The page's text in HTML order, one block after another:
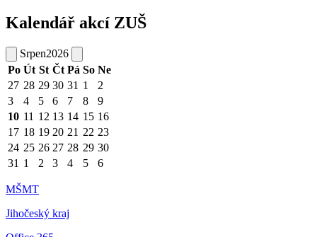
Kalendář akcí ZUŠ
Srpen2026
Po Út St Čt Pá So Ne
27 28 29 30 31 1
2
3
4 5 6 7 8
9
10 11 12 13 14 15 16
17 18 19 20 21 22 23
24 25 26 27 28 29 30
31 1 2 3 4 5 6
MŠMT
Jihočeský kraj